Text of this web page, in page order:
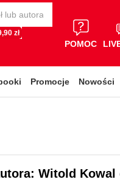
zł
POMOC
Promocje Nowości
Witold